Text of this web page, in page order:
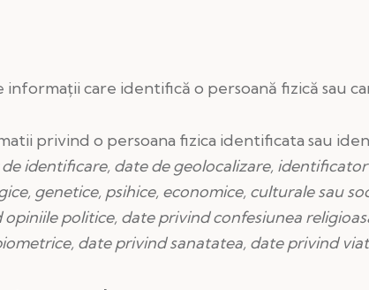
care identifică o persoană fizică sau
privind o persoana fizica identificata sau
identificare, date de geolocalizare, identificator
genetice, psihice, economice, culturale sau
politice, date privind confesiunea
date privind sanatatea, date privind